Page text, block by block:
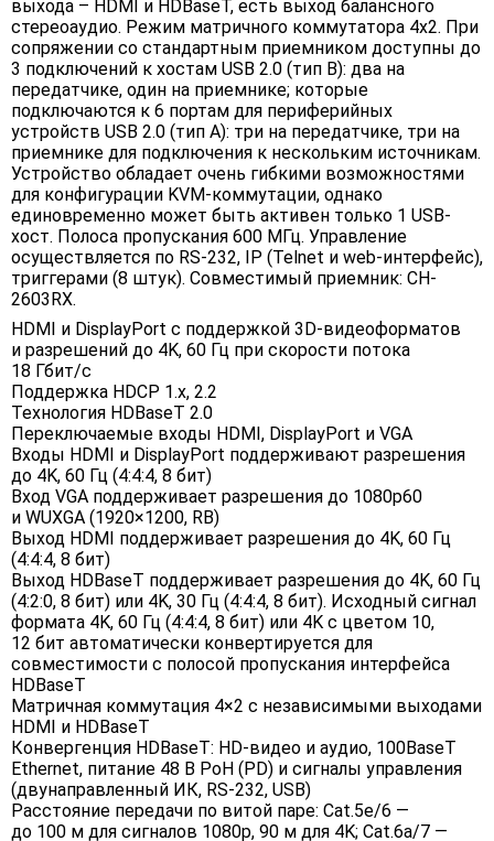
выхода – HDMI и HDBaseT, есть выход балансного
стереоаудио. Режим матричного коммутатора 4х2. При
сопряжении со стандартным приемником доступны до
3 подключений к хостам USB 2.0 (тип B): два на
передатчике, один на приемнике; которые
подключаются к 6 портам для периферийных
устройств USB 2.0 (тип A): три на передатчике, три на
приемнике для подключения к нескольким источникам.
Устройство обладает очень гибкими возможностями
для конфигурации KVM-коммутации, однако
единовременно может быть активен только 1 USB-
хост. Полоса пропускания 600 МГц. Управление
осуществляется по RS-232, IP (Telnet и web-интерфейс),
триггерами (8 штук). Совместимый приемник: CH-
2603RX.
HDMI и DisplayPort с поддержкой 3D-видеоформатов
и разрешений до 4K, 60 Гц при скорости потока
18 Гбит/с
Поддержка HDCP 1.х, 2.2
Технология HDBaseT 2.0
Переключаемые входы HDMI, DisplayPort и VGA
Входы HDMI и DisplayPort поддерживают разрешения
до 4K, 60 Гц (4:4:4, 8 бит)
Вход VGA поддерживает разрешения до 1080p60
и WUXGA (1920×1200, RB)
Выход HDMI поддерживает разрешения до 4K, 60 Гц
(4:4:4, 8 бит)
Выход HDBaseT поддерживает разрешения до 4K, 60 Гц
(4:2:0, 8 бит) или 4K, 30 Гц (4:4:4, 8 бит). Исходный сигнал
формата 4K, 60 Гц (4:4:4, 8 бит) или 4K с цветом 10,
12 бит автоматически конвертируется для
совместимости с полосой пропускания интерфейса
HDBaseT
Матричная коммутация 4×2 с независимыми выходами
HDMI и HDBaseT
Конвергенция HDBaseT: HD-видео и аудио, 100BaseT
Ethernet, питание 48 В PoH (PD) и сигналы управления
(двунаправленный ИК, RS-232, USB)
Расстояние передачи по витой паре: Cat.5e/6 —
до 100 м для сигналов 1080p, 90 м для 4K; Cat.6a/7 —